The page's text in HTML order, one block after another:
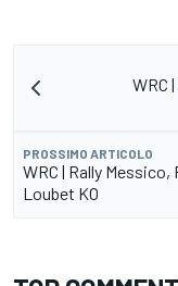
WRC
PROSSIMO ARTICOLO
WRC | Rally
Loubet KO